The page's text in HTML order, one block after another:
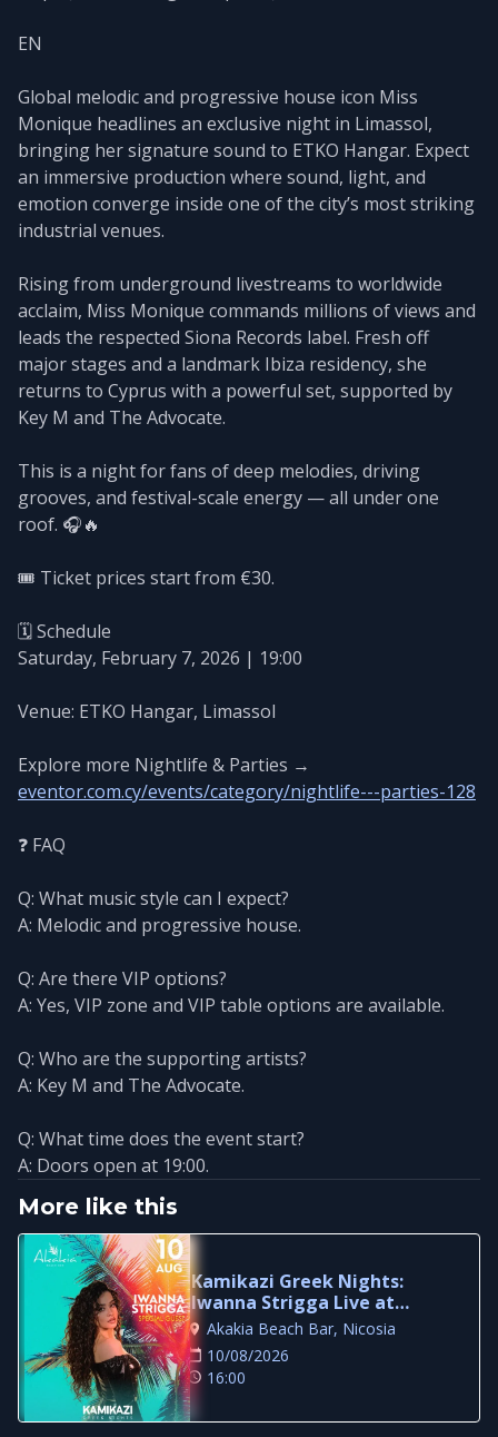
EN
Global melodic and progressive house icon Miss
Monique headlines an exclusive night in Limassol,
bringing her signature sound to ETKO Hangar. Expect
an immersive production where sound, light, and
emotion converge inside one of the city’s most striking
industrial venues.
Rising from underground livestreams to worldwide
acclaim, Miss Monique commands millions of views and
leads the respected Siona Records label. Fresh off
major stages and a landmark Ibiza residency, she
returns to Cyprus with a powerful set, supported by
Key M and The Advocate.
This is a night for fans of deep melodies, driving
grooves, and festival-scale energy — all under one
roof. 🎧🔥
🎟️ Ticket prices start from €30.
🗓️ Schedule
Saturday, February 7, 2026 | 19:00
Venue: ETKO Hangar, Limassol
Explore more Nightlife & Parties →
eventor.com.cy/events/category/nightlife---parties-128
❓ FAQ
Q: What music style can I expect?
A: Melodic and progressive house.
Q: Are there VIP options?
A: Yes, VIP zone and VIP table options are available.
Q: Who are the supporting artists?
A: Key M and The Advocate.
Q: What time does the event start?
A: Doors open at 19:00.
More like this
Kamikazi Greek Nights:
Iwanna Strigga Live at
Akakia Beach Bar
Akakia Beach Bar, Nicosia
10/08/2026
16:00